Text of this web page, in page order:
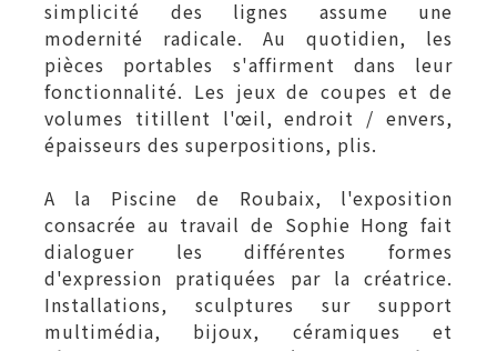
simplicité des lignes assume une
modernité radicale. Au quotidien, les
pièces portables s'affirment dans leur
fonctionnalité. Les jeux de coupes et de
volumes titillent l'œil, endroit / envers,
épaisseurs des superpositions, plis.
A la Piscine de Roubaix, l'exposition
consacrée au travail de Sophie Hong fait
dialoguer les différentes formes
d'expression pratiquées par la créatrice.
Installations, sculptures sur support
multimédia, bijoux, céramiques et